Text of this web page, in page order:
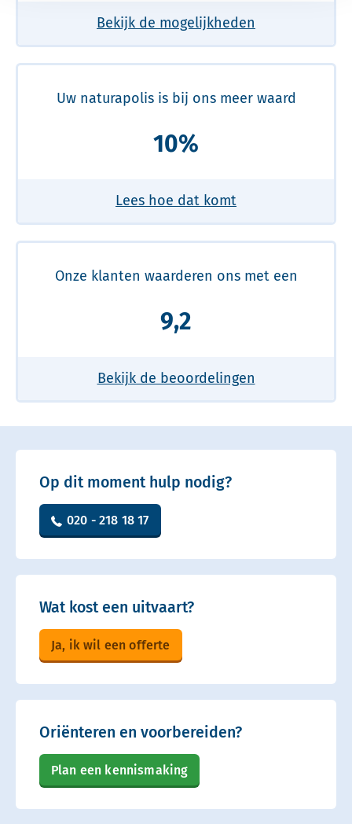
Bekijk de mogelijkheden
Uw naturapolis is bij ons meer waard
10%
Lees hoe dat komt
Onze klanten waarderen ons met een
9,2
Bekijk de beoordelingen
Op dit moment hulp nodig?
020 - 218 18 17
Wat kost een uitvaart?
Ja, ik wil een offerte
Oriënteren en voorbereiden?
Plan een kennismaking